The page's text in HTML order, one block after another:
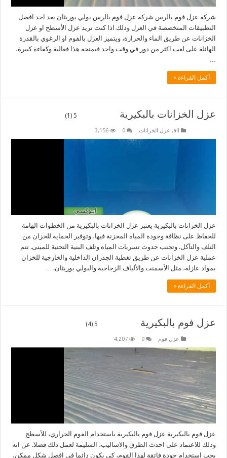
شركة عزل فوم بالرس شركة عزل فوم بالرس بولي يوريثان يعد احد افضل
التطبيقات المتخصصة في العزل وذلك اذا كنت تريد عزل الأسطح او عزل
الخزانات عن طريق الماء والحرارة، ويتميز العزل بالفوم او الرغوي بالقدرة
الهائلة على لعب اكثر من دور في وقت واحد فيمنحه هذا فعالية وكفاءة كبيرة،
…
أكمل القراءة »
عزل الخزانات بالبكيرية 5 (1)
all
, عزل الخزانات 0
3,156
عزل الخزانات بالبكيرية يعتبر عزل الخزانات بالبكيرية من الخطوات الهامة
للحفاظ على نظافة وجودة المياه المخزنة فيها، وتوفير الحماية للخزان من
التلف والتآكل. وتجنب حدوث تسربات المياه وتلف البنية التحتية للمبنى. تتم
عملية عزل الخزانات عن طريق تغطية الجدران الداخلية والخارجية للخزان
بمواد عازلة، مثل الأسمنت والألياف الزجاجية والبولي يوريثان. …
أكمل القراءة »
عزل فوم بالبكيرية 5 (4)
عزل فوم 0
4,207
عزل فوم بالبكيرية عزل فوم بالبكيرية باستخدام الفوم الحراري، للأسطح
وذلك للاعتماد على احدث الطرق والاساليب، السليمة لعمل ذلك فضلا. عن انه
يجب استخدام جودة فائقة لهذا الفوم، كي يكون دائما في افضل شكل ممكن،